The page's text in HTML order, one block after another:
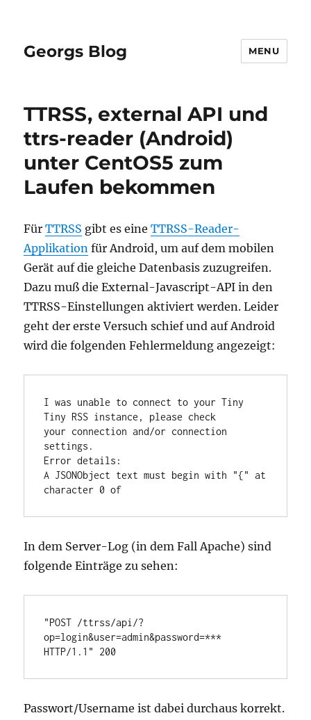
Georgs Blog MENU
TTRSS, external API und
ttrs-reader (Android)
unter CentOS5 zum
Laufen bekommen
FürTTRSS gibt es eineTTRSS-Reader-
Applikation für Android, um auf dem mobilen
Gerät auf die gleiche Datenbasis zuzugreifen.
Dazu muß die External-Javascript-API in den
TTRSS-Einstellungen aktiviert werden. Leider
geht der erste Versuch schief und auf Android
wird die folgenden Fehlermeldung angezeigt:
I was unable to connect to your Tiny
Tiny RSS instance, please check
your connection and/or connection
settings.
Error details:
A JSONObject text must begin with "{" at
In dem Server-Log (in dem Fall Apache) sind
folgende Einträge zu sehen:
"POST /ttrss/api/?
op=login&user=admin&password=***
Passwort/Username ist dabei durchaus korrekt.